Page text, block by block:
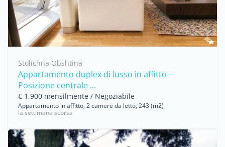
Stolichna Obshtina
Appartamento duplex di lusso in affitto –
Posizione centrale ...
€ 1,900 mensilmente / Negoziabile
Appartamento in affitto, 2 camere da letto, 243 (m2)
la settimana scorsa